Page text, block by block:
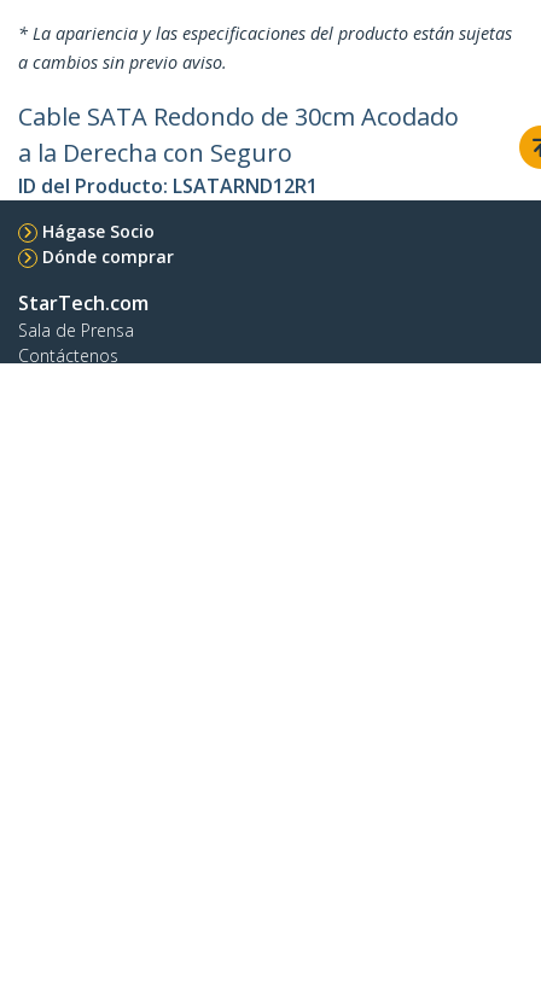
* La apariencia y las especificaciones del producto están sujetas
a cambios sin previo aviso.
Cable SATA Redondo de 30cm Acodado
a la Derecha con Seguro
ID del Producto: LSATARND12R1
Hágase Socio
Dónde comprar
StarTech.com
Sala de Prensa
Contáctenos